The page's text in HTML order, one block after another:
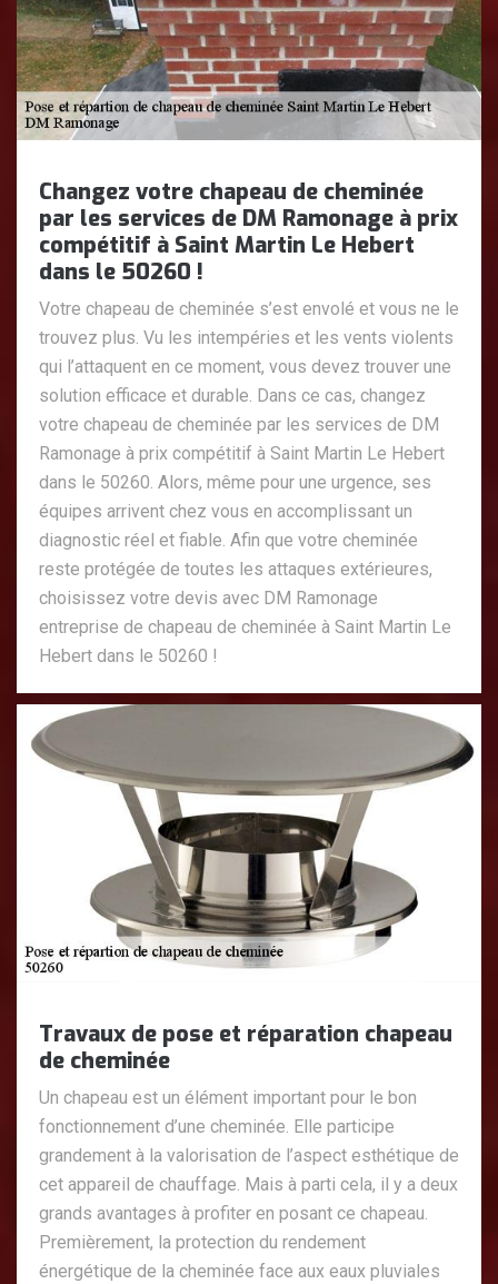
Changez votre chapeau de cheminée
par les services de DM Ramonage à prix
compétitif à Saint Martin Le Hebert
dans le 50260 !
Votre chapeau de cheminée s’est envolé et vous ne le
trouvez plus. Vu les intempéries et les vents violents
qui l’attaquent en ce moment, vous devez trouver une
solution efficace et durable. Dans ce cas, changez
votre chapeau de cheminée par les services de DM
Ramonage à prix compétitif à Saint Martin Le Hebert
dans le 50260. Alors, même pour une urgence, ses
équipes arrivent chez vous en accomplissant un
diagnostic réel et fiable. Afin que votre cheminée
reste protégée de toutes les attaques extérieures,
choisissez votre devis avec DM Ramonage
entreprise de chapeau de cheminée à Saint Martin Le
Hebert dans le 50260 !
Travaux de pose et réparation chapeau
de cheminée
Un chapeau est un élément important pour le bon
fonctionnement d’une cheminée. Elle participe
grandement à la valorisation de l’aspect esthétique de
cet appareil de chauffage. Mais à parti cela, il y a deux
grands avantages à profiter en posant ce chapeau.
Premièrement, la protection du rendement
énergétique de la cheminée face aux eaux pluviales